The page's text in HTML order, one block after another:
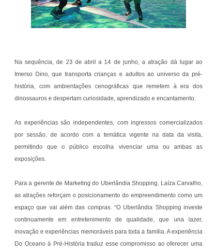
Na sequência, de 23 de abril a 14 de junho, a atração dá lugar ao
Imerso Dino, que transporta crianças e adultos ao universo da pré-
história, com ambientações cenográficas que remetem à era dos
dinossauros e despertam curiosidade, aprendizado e encantamento.
As experiências são independentes, com ingressos comercializados
por sessão, de acordo com a temática vigente na data da visita,
permitindo que o público escolha vivenciar uma ou ambas as
exposições.
Para a gerente de Marketing do Uberlândia Shopping, Laíza Carvalho,
as atrações reforçam o posicionamento do empreendimento como um
espaço que vai além das compras. “O Uberlândia Shopping investe
continuamente em entretenimento de qualidade, que una lazer,
inovação e experiências memoráveis para toda a família. A experiência
Do Oceano à Pré-História traduz esse compromisso ao oferecer uma